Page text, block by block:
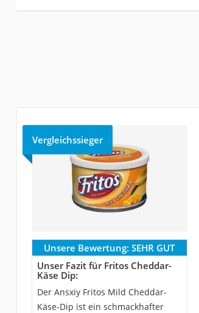
Vergleichssieger
Unsere Bewertung: SEHR GUT
Unser Fazit für Fritos Cheddar-
Käse Dip:
Der Ansxiy Fritos Mild Cheddar-
Käse-Dip ist ein schmackhafter